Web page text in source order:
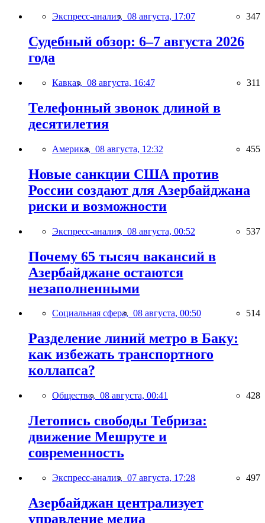
Экспресс-анализ, 08 августа, 17:07 347
Судебный обзор: 6–7 августа 2026
года
Кавказ, 08 августа, 16:47 311
Телефонный звонок длиной в
десятилетия
Америка, 08 августа, 12:32 455
Новые санкции США против
России создают для Азербайджана
риски и возможности
Экспресс-анализ, 08 августа, 00:52 537
Почему 65 тысяч вакансий в
Азербайджане остаются
незаполненными
Социальная сфера, 08 августа, 00:50 514
Разделение линий метро в Баку:
как избежать транспортного
коллапса?
Общество, 08 августа, 00:41 428
Летопись свободы Тебриза:
движение Мешруте и
современность
Экспресс-анализ, 07 августа, 17:28 497
Азербайджан централизует
управление медиа